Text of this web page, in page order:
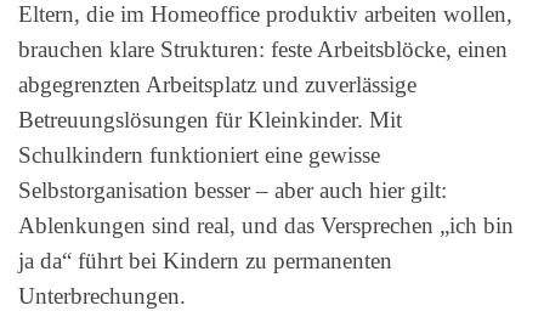
Eltern, die im Homeoffice produktiv arbeiten wollen,
brauchen klare Strukturen: feste Arbeitsblöcke, einen
abgegrenzten Arbeitsplatz und zuverlässige
Betreuungslösungen für Kleinkinder. Mit
Schulkindern funktioniert eine gewisse
Selbstorganisation besser – aber auch hier gilt:
Ablenkungen sind real, und das Versprechen „ich bin
ja da“ führt bei Kindern zu permanenten
Unterbrechungen.